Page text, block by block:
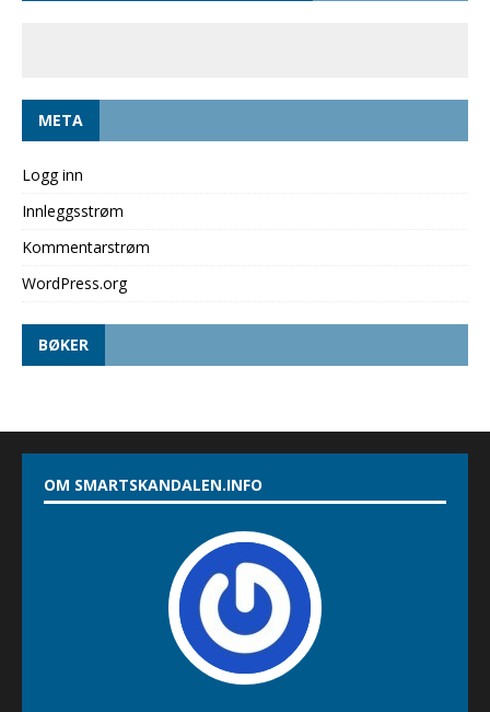
META
Logg inn
Innleggsstrøm
Kommentarstrøm
WordPress.org
BØKER
OM SMARTSKANDALEN.INFO